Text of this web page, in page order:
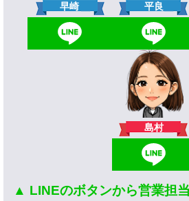
早崎 平良
島村
▲ LINEのボタンから営業担